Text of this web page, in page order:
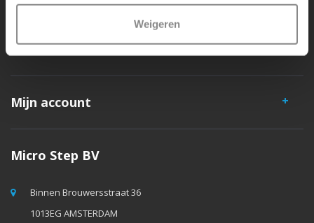
Weigeren
Klantenservice
Mijn account
Micro Step BV
Binnen Brouwersstraat 36
1013EG AMSTERDAM